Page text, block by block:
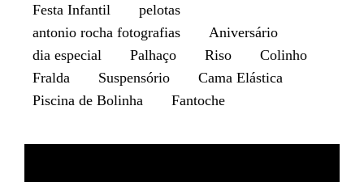
Festa Infantil
pelotas
antonio rocha fotografias
Aniversário
dia especial
Palhaço Riso
Colinho
Fralda
Suspensório
Cama Elástica
Piscina de Bolinha
Fantoche